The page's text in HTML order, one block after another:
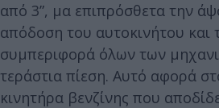
από 3”, μα επιπρόσθετα την
απόδοση του αυτοκινήτου και
συμπεριφορά όλων των
τεράστια πίεση. Αυτό αφορά
κινητήρα βενζίνης που